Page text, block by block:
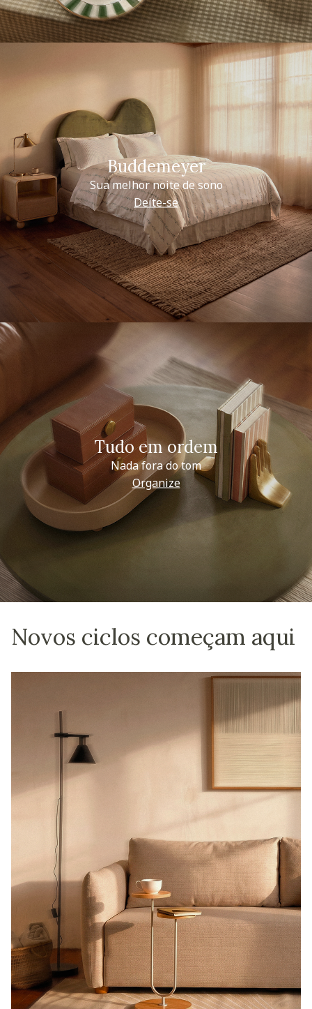
Buddemeyer
Sua melhor noite de sono
Deite-se
Tudo em ordem
Nada fora do tom
Organize
Novos ciclos começam aqui